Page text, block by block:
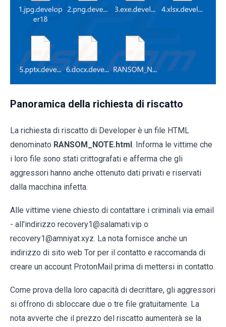
Panoramica della richiesta di riscatto
La richiesta di riscatto di Developer è un file HTML
denominato RANSOM_NOTE.html. Informa le vittime che
i loro file sono stati crittografati e afferma che gli
aggressori hanno anche ottenuto dati privati e riservati
dalla macchina infetta.
Alle vittime viene chiesto di contattare i criminali via email
- all'indirizzo recovery1@salamati.vip o
recovery1@amniyat.xyz. La nota fornisce anche un
indirizzo di sito web Tor per il contatto e raccomanda di
creare un account ProtonMail prima di mettersi in contatto.
Come prova della loro capacità di decrittare, gli aggressori
si offrono di sbloccare due o tre file gratuitamente. La
nota avverte che il prezzo del riscatto aumenterà se la